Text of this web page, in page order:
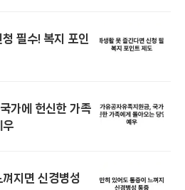
필수! 복지 포인
가에 헌신한 가족
우
지면 신경병성